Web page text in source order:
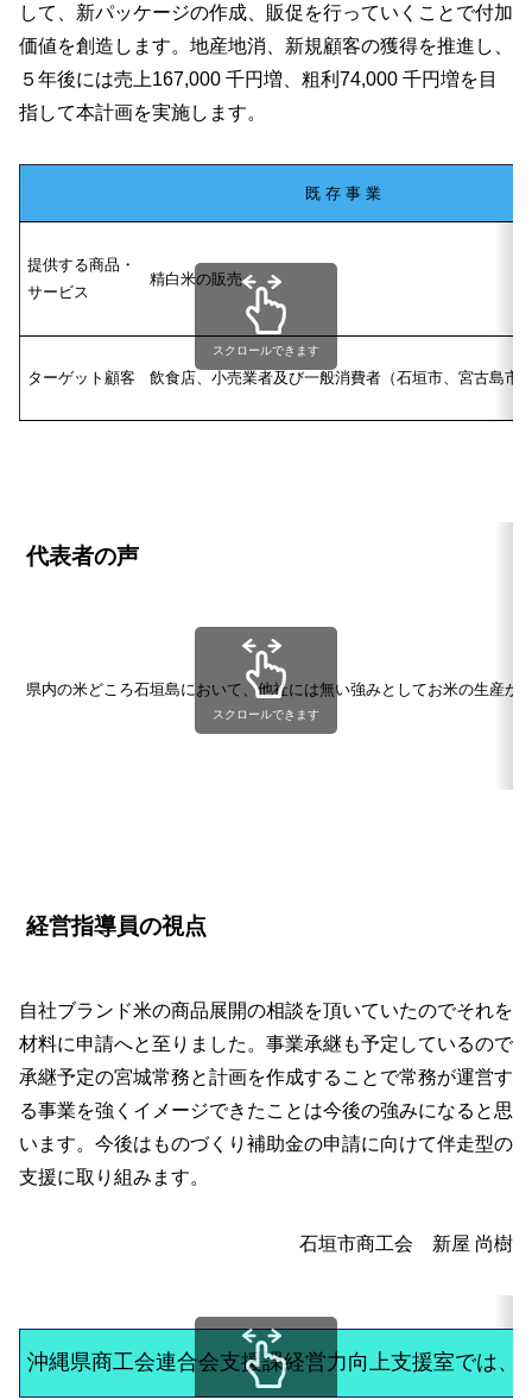
して、新パッケージの作成、販促を行っていくことで付加
価値を創造します。地産地消、新規顧客の獲得を推進し、
５年後には売上167,000 千円増、粗利74,000 千円増を目
指して本計画を実施します。
既 存 事 業
提供する商品・
サービス
精白米の販売
ターゲット顧客 飲食店、小売業者及び一般消費者（石垣市、宮古島市
スクロールできます
代表者の声
県内の米どころ石垣島において、他社には無い強みとしてお米の生産
スクロールできます
経営指導員の視点
自社ブランド米の商品展開の相談を頂いていたのでそれを
材料に申請へと至りました。事業承継も予定しているので
承継予定の宮城常務と計画を作成することで常務が運営す
る事業を強くイメージできたことは今後の強みになると思
います。今後はものづくり補助金の申請に向けて伴走型の
支援に取り組みます。
石垣市商工会 新屋 尚樹
沖縄県商工会連合会支援課経営力向上支援室では